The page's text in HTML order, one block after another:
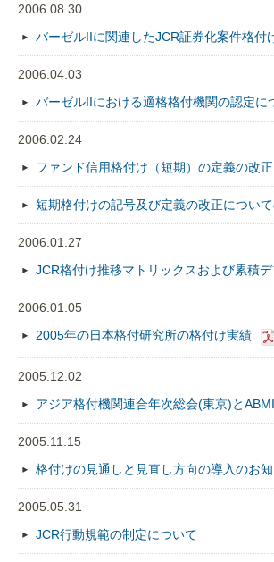
2006.08.30
バーゼルIIに関連したJCR証券化案件格付
2006.04.03
バーゼルIIにおける適格格付機関の認定に
2006.02.24
ファンド信用格付け（短期）の定義の改
短期格付けの記号及び定義の改正につい
2006.01.27
JCR格付け推移マトリックスおよび累積
2006.01.05
2005年の日本格付研究所の格付け実績
2005.12.02
アジア格付機関連合年次総会(東京)と
2005.11.15
格付けの見通しと見直し方向の導入のお
2005.05.31
JCR行動規範の制定について